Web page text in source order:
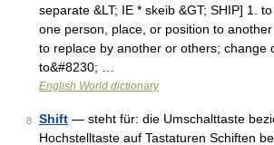
separate &LT; IE * skeib &GT; SHIP] 1.
one person, place, or position to
to replace by another or others; change
to&#8230; …
English World dictionary
8 Shift — steht für: die Umschalttaste
Hochstelltaste auf Tastaturen Schiften